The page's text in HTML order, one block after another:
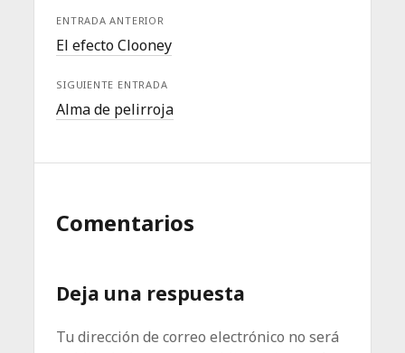
ENTRADA ANTERIOR
El efecto Clooney
SIGUIENTE ENTRADA
Alma de pelirroja
Comentarios
Deja una respuesta
Tu dirección de correo electrónico no será